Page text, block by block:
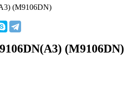
(M9106DN)
(M9106DN)